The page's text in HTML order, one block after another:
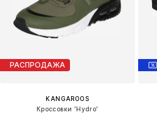
РАСПРОДАЖА
KANGAROOS
Кроссовки 'Hydro'